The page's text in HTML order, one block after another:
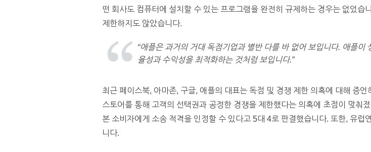
떤 회사도 컴퓨터에 설치할 수 있는 프로그램을 완전히 규제하는 경우는 없었
제한하지도 않았습니다.
“애플은 과거의 거대 독점기업과 별반 다를 바 없어 보입니다. 애플
율성과 수익성을 최적화하는 것처럼 보입니다.”
최근 페이스북, 아마존, 구글, 애플의 대표는 독점 및 경쟁 제한 의혹에 대해 증
스토어를 통해 고객의 선택권과 공정한 경쟁을 제한했다는 의혹에 초점이 맞춰
본 소비자에게 소송 적격을 인정할 수 있다고 5대 4로 판결했습니다. 또한, 유
니다.